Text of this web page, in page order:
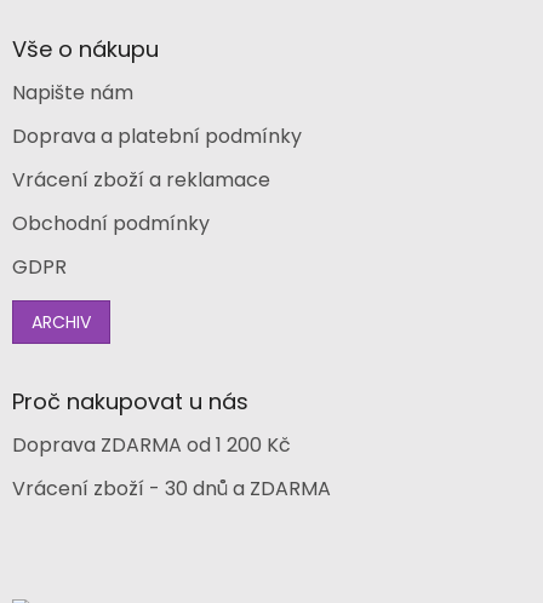
Vše o nákupu
Napište nám
Doprava a platební podmínky
Vrácení zboží a reklamace
Obchodní podmínky
GDPR
ARCHIV
Proč nakupovat u nás
Doprava ZDARMA od 1 200 Kč
Vrácení zboží - 30 dnů a ZDARMA